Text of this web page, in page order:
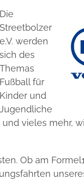
Die
Streetbolzer
e.V. werden
sich des
Themas
Fußball für
Kinder und
Jugendliche
vieles mehr,
Ob am